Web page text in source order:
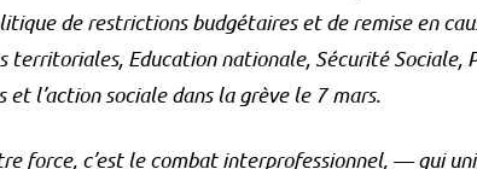
de restrictions budgétaires et de remise en
Education nationale, Sécurité Sociale,
l’action sociale dans la grève le 7 mars.
force, c’est le combat interprofessionnel, — qui